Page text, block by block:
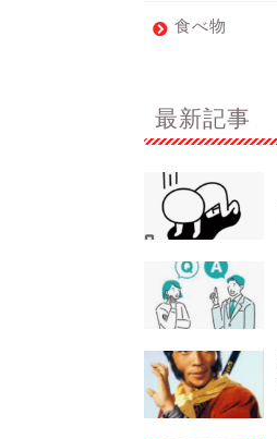
食べ物
最新記事